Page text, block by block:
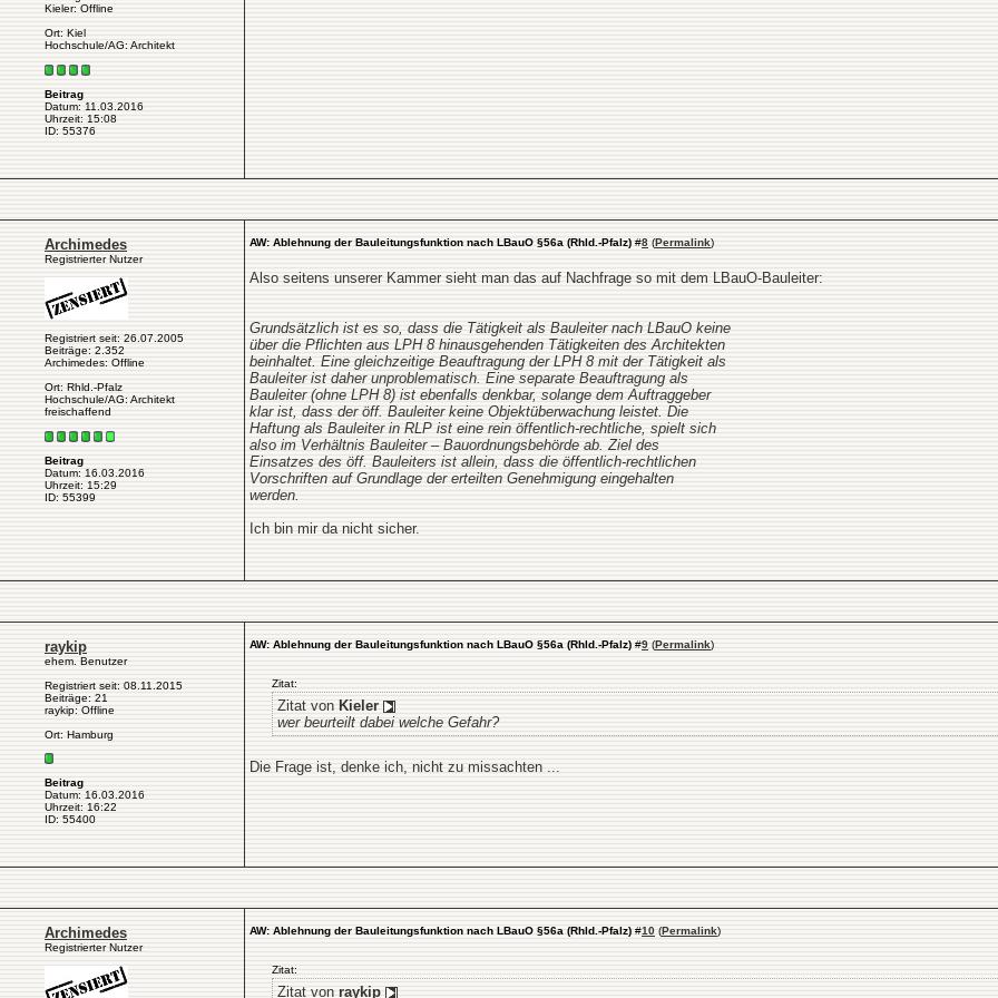
Kieler: Offline
Ort: Kiel
Hochschule/AG: Architekt
Beitrag
Datum: 11.03.2016
Uhrzeit: 15:08
ID: 55376
Archimedes
Registrierter Nutzer
Registriert seit: 26.07.2005
Beiträge: 2.352
Archimedes: Offline
Ort: Rhld.-Pfalz
Hochschule/AG: Architekt
freischaffend
Beitrag
Datum: 16.03.2016
Uhrzeit: 15:29
ID: 55399
AW: Ablehnung der Bauleitungsfunktion nach LBauO §56a (Rhld.-Pfalz) #8 (Permalink)
Also seitens unserer Kammer sieht man das auf Nachfrage so mit dem LBauO-Bauleiter:
Grundsätzlich ist es so, dass die Tätigkeit als Bauleiter nach LBauO keine
über die Pflichten aus LPH 8 hinausgehenden Tätigkeiten des Architekten
beinhaltet. Eine gleichzeitige Beauftragung der LPH 8 mit der Tätigkeit als
Bauleiter ist daher unproblematisch. Eine separate Beauftragung als
Bauleiter (ohne LPH 8) ist ebenfalls denkbar, solange dem Auftraggeber
klar ist, dass der öff. Bauleiter keine Objektüberwachung leistet. Die
Haftung als Bauleiter in RLP ist eine rein öffentlich-rechtliche, spielt sich
also im Verhältnis Bauleiter – Bauordnungsbehörde ab. Ziel des
Einsatzes des öff. Bauleiters ist allein, dass die öffentlich-rechtlichen
Vorschriften auf Grundlage der erteilten Genehmigung eingehalten
werden.
Ich bin mir da nicht sicher.
raykip
ehem. Benutzer
Registriert seit: 08.11.2015
Beiträge: 21
raykip: Offline
Ort: Hamburg
Beitrag
Datum: 16.03.2016
Uhrzeit: 16:22
ID: 55400
AW: Ablehnung der Bauleitungsfunktion nach LBauO §56a (Rhld.-Pfalz) #9 (Permalink)
Zitat:
Zitat von Kieler
wer beurteilt dabei welche Gefahr?
Die Frage ist, denke ich, nicht zu missachten ...
Archimedes
Registrierter Nutzer
AW: Ablehnung der Bauleitungsfunktion nach LBauO §56a (Rhld.-Pfalz) #10 (Permalink)
Zitat:
Zitat von raykip